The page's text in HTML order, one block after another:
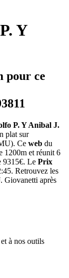
Y
pour ce
P. Y Anibal J.
plat sur
Ce web du
1200m et réunit 6
9315€. Le Prix
Retrouvez les
Giovanetti après
à nos outils